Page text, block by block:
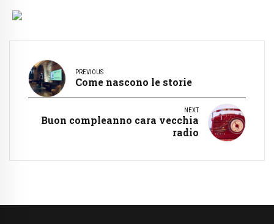
PREVIOUS
Come nascono le storie
NEXT
Buon compleanno cara vecchia
radio